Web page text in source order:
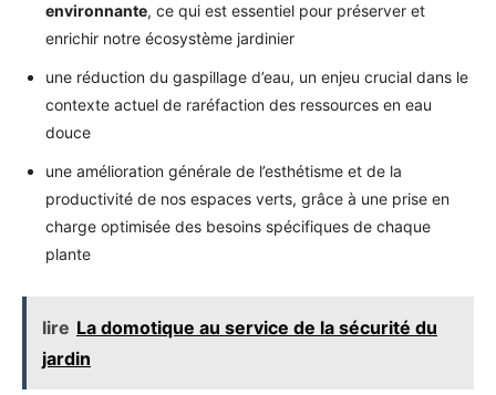
environnante, ce qui est essentiel pour préserver et
enrichir notre écosystème jardinier
une réduction du gaspillage d’eau, un enjeu crucial dans le
contexte actuel de raréfaction des ressources en eau
douce
une amélioration générale de l’esthétisme et de la
productivité de nos espaces verts, grâce à une prise en
charge optimisée des besoins spécifiques de chaque
plante
lire La domotique au service de la sécurité du
jardin